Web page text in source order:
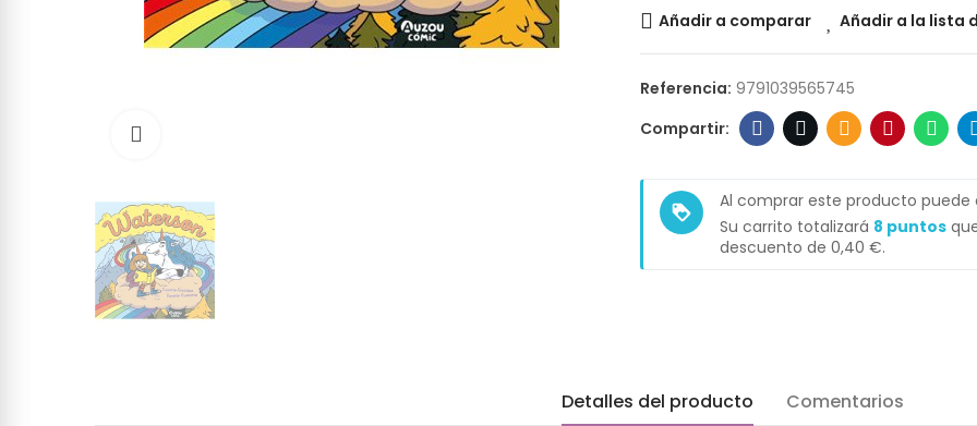
Añadir a comparar Añadir a la lista
Referencia: 9791039565745
loyalty
Al comprar este producto puede
Su carrito totalizará 8 puntos
descuento de 0,40 €.
Detalles del producto Comentarios